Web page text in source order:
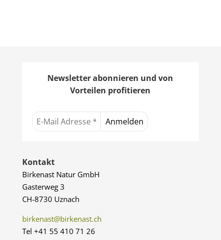
Newsletter abonnieren und von
Vorteilen profitieren
Kontakt
Birkenast Natur GmbH
Gasterweg 3
CH-8730 Uznach
birkenast@birkenast.ch
Tel +41 55 410 71 26